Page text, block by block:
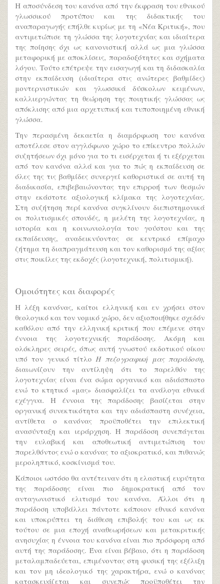
Η αποσύνδεση του κανόνα από την έκφραση του εθνικού
γλωσσικού προτύπου και της διδακτικής του
αναπαραγωγής επήλθε κυρίως με τη «Νέα Κριτική», που
αντιμετώπισε τη γλώσσα της λογοτεχνίας και ιδιαίτερα
της ποίησης όχι ως κανονιστική αλλά ως μια γλώσσα
μεταφορική με αποκλίσεις, παραδοξότητες και σχήματα
λόγου. Τούτο επέτρεψε την εισαγωγή και τη διδασκαλία
στην εκπαίδευση (ιδιαίτερα στις ανώτερες βαθμίδες)
μοντερνιστικών και γλωσσικά δύσκολων κειμένων,
καλλιεργώντας τη θεώρηση της ποιητικής γλώσσας ως
απόκλισης από μια αρχετυπική και τυποποιημένη εθνική
γλώσσα.
Την περασμένη δεκαετία η διαμόρφωση του κανόνα
αποτέλεσε στον αγγλόφωνο χώρο το επίκεντρο πολλών
συζητήσεων όχι μόνο για το τι εισέρχεται ή τι εξέρχεται
από τον κανόνα αλλά και για το πώς η εκπαίδευση σε
όλες της τις βαθμίδες συνεργεί καθοριστικά σε αυτή τη
διαδικασία, επιβεβαιώνοντας την επιρροή των θεσμών
στην εκάστοτε αξιολογική κλίμακα της λογοτεχνίας.
Στη συζήτηση περί κανόνα συγκλίνουν διεπιστημονικά
οι πολιτισμικές σπουδές, η μελέτη της λογοτεχνίας, η
ιστορία και η κοινωνιολογία του γούστου και της
εκπαίδευσης, αναδεικνύοντας σε κεντρικό επίμαχο
ζήτημα τη διαπραγμάτευση και τον καθορισμό της αξίας
στις ποικίλες της εκδοχές (λογοτεχνική, πολιτισμική).
Ομοιότητες και διαφορές
Η λέξη κανόνας, καίτοι ελληνική και εν χρήσει στον
θεολογικό και τον νομικό χώρο, δεν αξιοποιήθηκε σχεδόν
καθόλου από την ελληνική κριτική που επέμενε στην
έννοια της λογοτεχνικής παράδοσης. Ακόμη και
ολόκληρες σειρές, όπως αυτή γνωστού εκδοτικού οίκου
υπό τον γενικό τίτλοΗ πεζογραφική μας παράδοση,
διαιωνίζουν την αντίληψη ότι το παρελθόν της
λογοτεχνίας είναι ένα σώμα οργανικό και αδιάσπαστο
ενώ το κτητικό «μας» διασφαλίζει τα ανάλογα εθνικά
εχέγγυα. Η έννοια της παράδοσης βασίζεται στην
οργανική συνεκτικότητα και την αδιάσπαστη συνέχεια,
αντίθετα ο κανόνας προϋποθέτει την επιλεκτική
ανασύνταξη και ιεράρχηση. Η παράδοση συνεπάγεται
την ευλαβική και αποθεωτική αντιμετώπιση του
παρελθόντος ενώ ο κανόνας το αξιοκρατικό, και πιθανώς
μεροληπτικό, κοσκίνισμά του.
Κάποιοι ωστόσο θα αντέτειναν ότι η ελαστική ευρύτητα
της παράδοσης είναι πιο δημοκρατική από τον
ανταγωνιστικό ελιτισμό του κανόνα. Άλλοι ότι η
παράδοση υποβάλλει πάντοτε κάποιον εθνικό κανόνα
και υποκρύπτει τη διάθεση επιβολής του και ως εκ
τούτου σε μια εποχή αναθεωρήσεων και μετακριτικής
ανησυχίας η έννοια του κανόνα είναι πιο πρόσφορη από
αυτή της παράδοσης. Ένα είναι βέβαιο, ότι η παράδοση
μεταλαμπαδεύεται, επιμένοντας στη φυσική της εξέλιξη
και τον μη ιδεολογικό της χαρακτήρα, ενώ ο κανόνας
κατασκευάζεται και συνεπώς προϋποθέτει την